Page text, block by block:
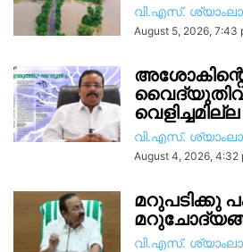
വി.എസ്.
August 5, 2026, 7:43
വെളിച്ചമില്ല
വി.എസ്.
August 4, 2026, 4:32
മറുപടിക്കു
വി.എസ്.